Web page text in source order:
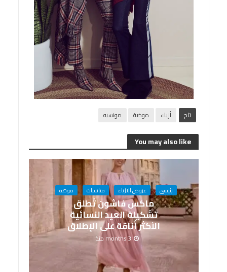
تاج أزياء موضة مونسيه
You may also like
رئيسى عروض الازياء مناسبات موضة
ماكس فاشون تُطلق
تشكيلة العيد النسائية
الأكثر أناقة على الإطلاق
3 months منذ